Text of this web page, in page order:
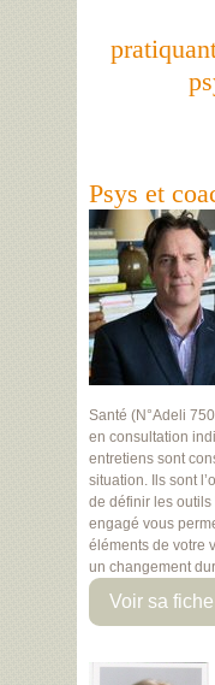
Psys et
Santé (N°Adeli
en consultation
entretiens sont
situation. Ils sont
de définir les outils
engagé vous
éléments de votre
un changement
Voir sa fiche